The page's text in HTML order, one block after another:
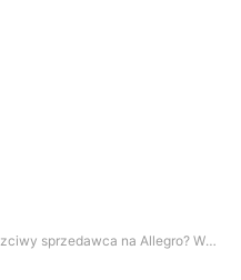
sprzedawca na Allegro? W 2025 odzyskasz pieniądze łatwiej